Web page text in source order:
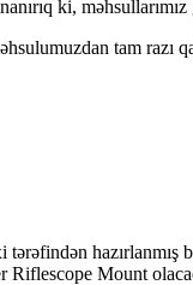
ki,
tam razı
tərəfindən hazırlanmış
Riflescope Mount